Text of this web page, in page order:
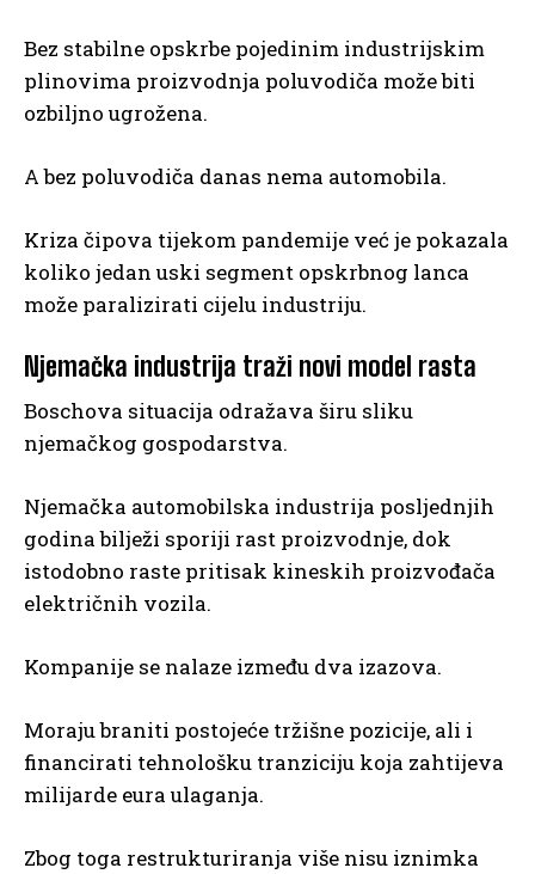
Bez stabilne opskrbe pojedinim industrijskim
plinovima proizvodnja poluvodiča može biti
ozbiljno ugrožena.
A bez poluvodiča danas nema automobila.
Kriza čipova tijekom pandemije već je pokazala
koliko jedan uski segment opskrbnog lanca
može paralizirati cijelu industriju.
Njemačka industrija traži novi model rasta
Boschova situacija odražava širu sliku
njemačkog gospodarstva.
Njemačka automobilska industrija posljednjih
godina bilježi sporiji rast proizvodnje, dok
istodobno raste pritisak kineskih proizvođača
električnih vozila.
Kompanije se nalaze između dva izazova.
Moraju braniti postojeće tržišne pozicije, ali i
financirati tehnološku tranziciju koja zahtijeva
milijarde eura ulaganja.
Zbog toga restrukturiranja više nisu iznimka